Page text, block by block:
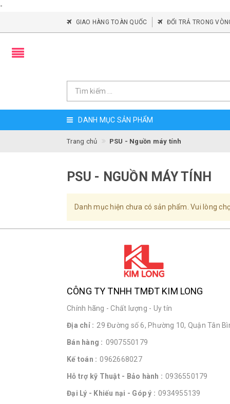
-
GIAO HÀNG TOÀN QUỐC ĐỔI TRẢ TRONG
DANH MỤC SẢN PHẨM
Trang chủ PSU - Nguồn máy tính
PSU - NGUỒN MÁY TÍNH
Danh mục hiện chưa có sản phẩm. Vui lòng
CÔNG TY TNHH TMĐT KIM LONG
Chính hãng - Chất lượng - Uy tín
Địa chỉ : 29 Đường số 6, Phường 10, Quận Tân
Bán hàng : 0907550179
Kế toán : 0962668027
Hỗ trợ kỹ Thuật - Bảo hành : 0936550179
Đại Lý - Khiếu nại - Góp ý : 0934955139